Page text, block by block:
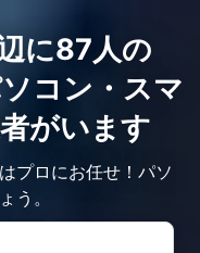
に87人の
コン・スマ
がいます
プロにお任せ！パソ
う。